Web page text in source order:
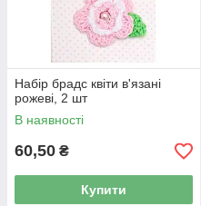
Набір брадс квіти в'язані
рожеві, 2 шт
В наявності
60,50 ₴
Купити